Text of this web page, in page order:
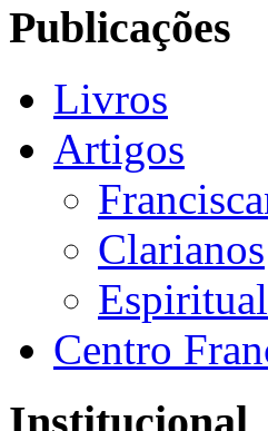
Publicações
Livros
Artigos
Clarianos
Centro